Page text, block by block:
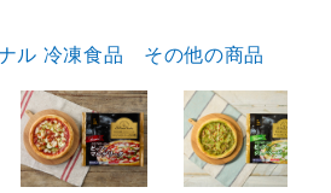
ル 冷凍食品 その他の商品